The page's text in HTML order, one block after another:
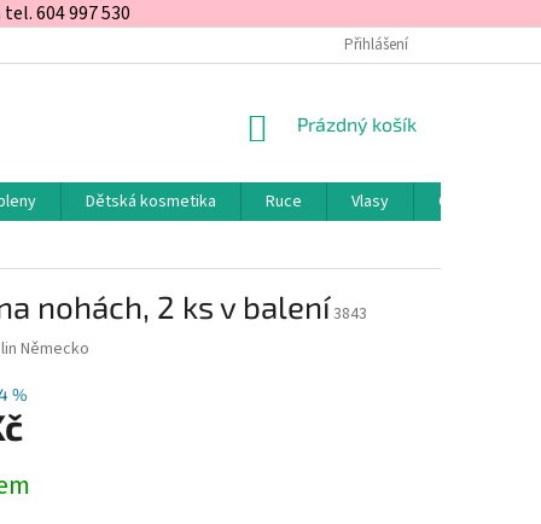
604 997 530
Přihlášení
NÁKUPNÍ
Prázdný košík
Dětská kosmetika Ruce Vlasy
Obličej a rty
nohách, 2 ks v balení3843
Německo
%